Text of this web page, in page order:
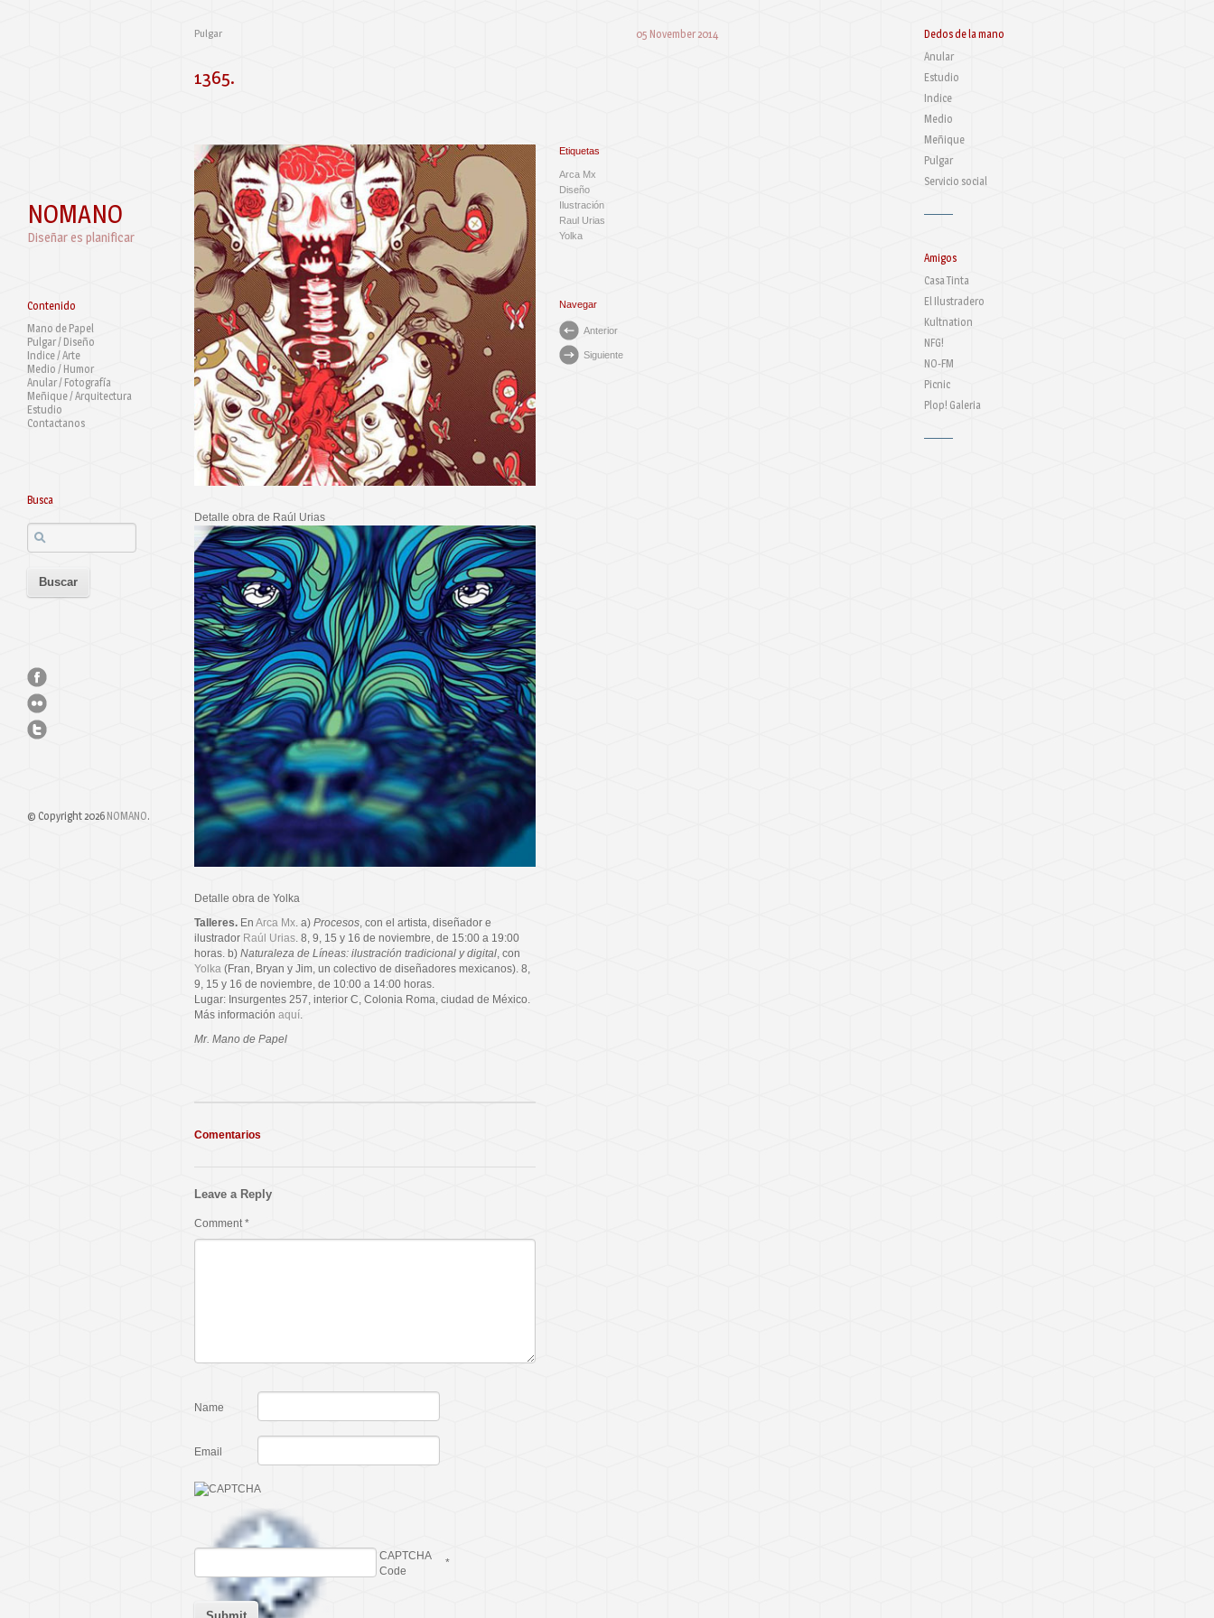
NOMANO
Diseñar es planificar
Contenido
Mano de Papel
Pulgar / Diseño
Indice / Arte
Medio / Humor
Anular / Fotografía
Meñique / Arquitectura
Estudio
Contactanos
Busca
© Copyright 2026 NOMANO.
Pulgar 05 November 2014
1365.
Detalle obra de Raúl Urias
Detalle obra de Yolka
Talleres. En Arca Mx . a) Procesos , con el artista, diseñador e
ilustrador Raúl Urias . 8, 9, 15 y 16 de noviembre, de 15:00 a 19:00
horas. b) Naturaleza de Líneas: ilustración tradicional y digital , con
Yolka (Fran, Bryan y Jim, un colectivo de diseñadores mexicanos). 8,
9, 15 y 16 de noviembre, de 10:00 a 14:00 horas.
Lugar: Insurgentes 257, interior C, Colonia Roma, ciudad de México.
Más información aquí
Mr. Mano de Papel
Comentarios
Leave a Reply
Comment*
Name
Email
CAPTCHA
Code
*
Etiquetas
Arca Mx
Diseño
Ilustración
Raul Urias
Yolka
Navegar
Anterior
Siguiente
Dedos de la mano
Anular
Estudio
Indice
Medio
Meñique
Pulgar
Servicio social
Amigos
Casa Tinta
El Ilustradero
Kultnation
NFG!
NO-FM
Picnic
Plop! Galeria